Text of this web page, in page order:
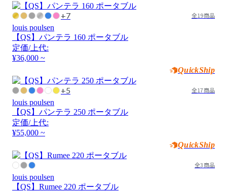
+7 全19商品
louis poulsen
【QS】パンテラ 160 ポータブル
定価/上代:
¥36,000 ~
QuickShip
+5 全17商品
louis poulsen
【QS】パンテラ 250 ポータブル
定価/上代:
¥55,000 ~
QuickShip
全3商品
louis poulsen
【QS】Rumee 220 ポータブル